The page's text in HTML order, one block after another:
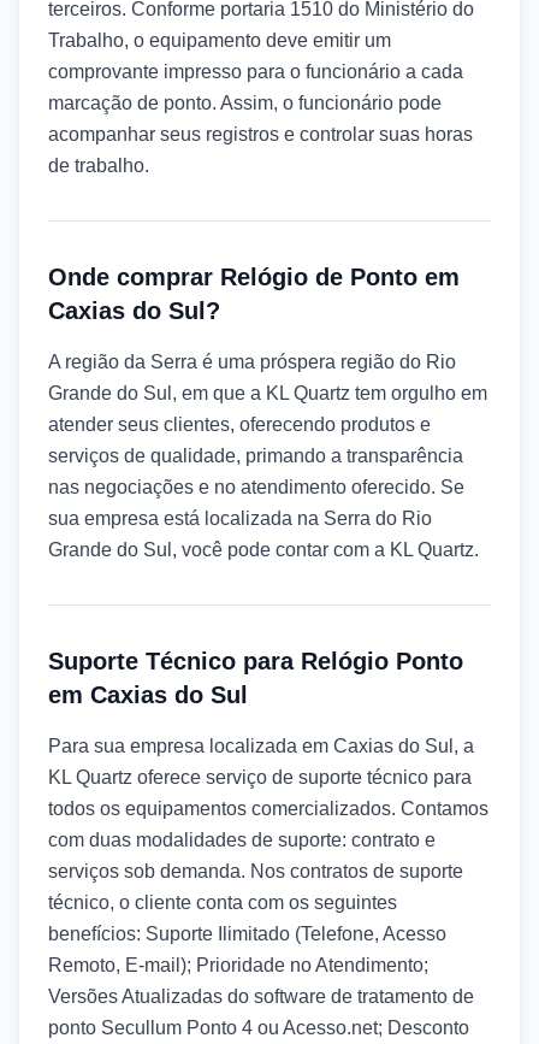
terceiros. Conforme portaria 1510 do Ministério do
Trabalho, o equipamento deve emitir um
comprovante impresso para o funcionário a cada
marcação de ponto. Assim, o funcionário pode
acompanhar seus registros e controlar suas horas
de trabalho.
Onde comprar Relógio de Ponto em
Caxias do Sul?
A região da Serra é uma próspera região do Rio
Grande do Sul, em que a KL Quartz tem orgulho em
atender seus clientes, oferecendo produtos e
serviços de qualidade, primando a transparência
nas negociações e no atendimento oferecido. Se
sua empresa está localizada na Serra do Rio
Grande do Sul, você pode contar com a KL Quartz.
Suporte Técnico para Relógio Ponto
em Caxias do Sul
Para sua empresa localizada em Caxias do Sul, a
KL Quartz oferece serviço de suporte técnico para
todos os equipamentos comercializados. Contamos
com duas modalidades de suporte: contrato e
serviços sob demanda. Nos contratos de suporte
técnico, o cliente conta com os seguintes
benefícios: Suporte Ilimitado (Telefone, Acesso
Remoto, E-mail); Prioridade no Atendimento;
Versões Atualizadas do software de tratamento de
ponto Secullum Ponto 4 ou Acesso.net; Desconto